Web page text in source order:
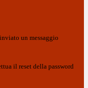
un messaggio
il reset della password